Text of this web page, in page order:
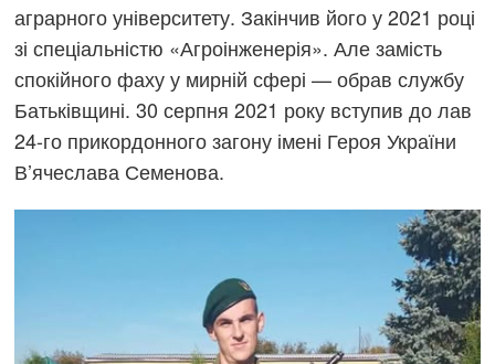
аграрного університету. Закінчив його у 2021 році
зі спеціальністю «Агроінженерія». Але замість
спокійного фаху у мирній сфері — обрав службу
Батьківщині. 30 серпня 2021 року вступив до лав
24-го прикордонного загону імені Героя України
В’ячеслава Семенова.